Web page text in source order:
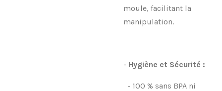
moule, facilitant la
manipulation.
- Hygiène et Sécurité :
- 100 % sans BPA ni